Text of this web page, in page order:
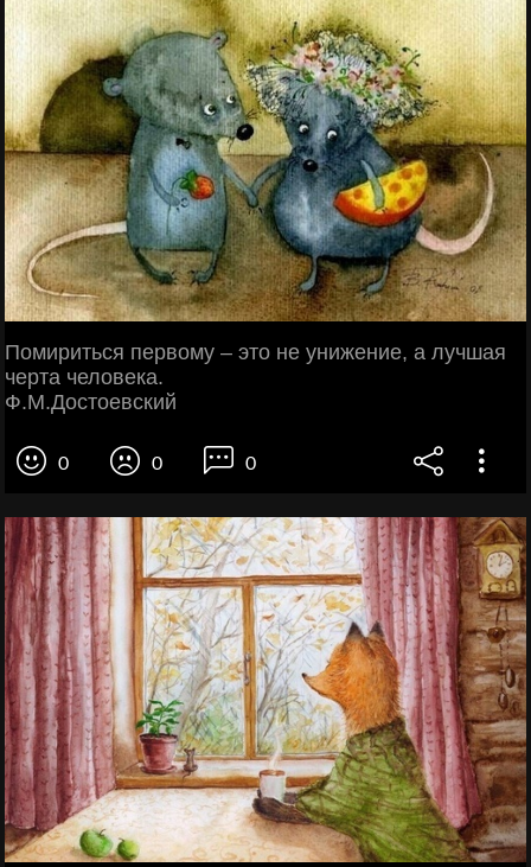
Помириться первому – это не унижение, а лучшая
черта человека.
Ф.М.Достоевский
0 0 0